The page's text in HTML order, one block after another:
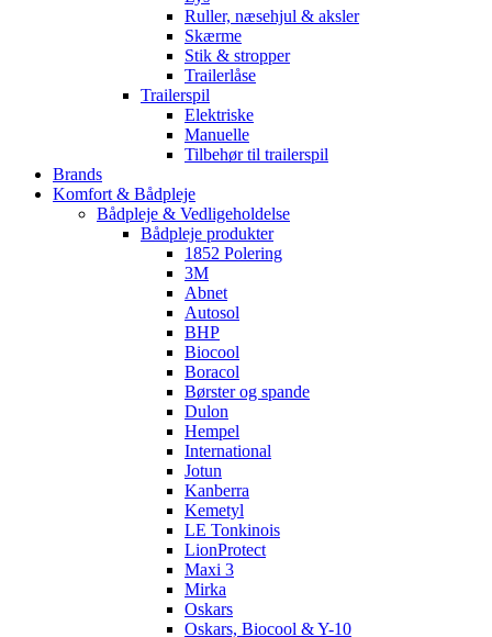
Ruller, næsehjul & aksler
Skærme
Stik & stropper
Trailerlåse
Trailerspil
Elektriske
Manuelle
Tilbehør til trailerspil
Brands
Komfort & Bådpleje
Bådpleje & Vedligeholdelse
Bådpleje produkter
1852 Polering
3M
Abnet
Autosol
BHP
Biocool
Boracol
Børster og spande
Dulon
Hempel
International
Jotun
Kanberra
Kemetyl
LE Tonkinois
LionProtect
Maxi 3
Mirka
Oskars
Oskars, Biocool & Y-10